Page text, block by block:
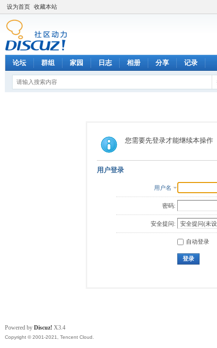
设为首页 收藏本站
论坛 群组 家园 日志 相册 分享 记录
您需要先登录才能继续本操作
用户登录
用户名
密码:
安全提问:
自动登录
登录
Powered by Discuz! X3.4
Copyright © 2001-2021, Tencent Cloud.